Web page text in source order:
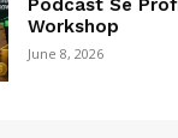
Workshop
June 8, 2026